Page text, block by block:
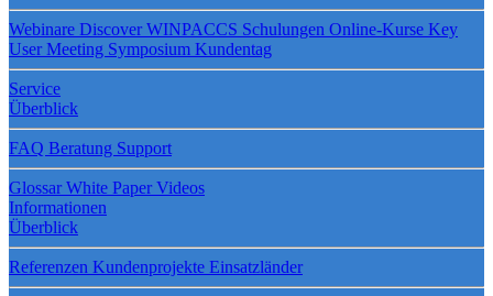
Webinare Discover WINPACCS Schulungen Online-Kurse Key
User Meeting Symposium Kundentag
Service
Überblick
FAQ Beratung Support
GlossarWhite PaperVideos
Informationen
Überblick
Referenzen Kundenprojekte Einsatzländer